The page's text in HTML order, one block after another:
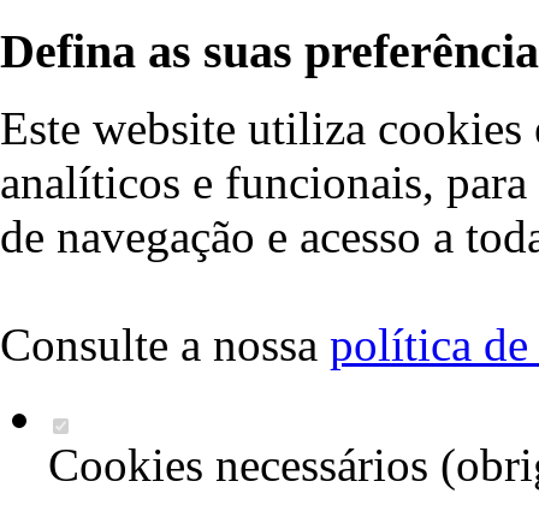
Defina as suas
Este website utiliza cookies
analíticos e funcionais,
de navegação e acesso a
Consulte a nossa política de
Cookies necessários